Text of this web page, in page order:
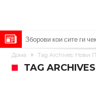
Реал Мадрид ја
Мекгрегор успешно
Ханси Флик не жали
Дома Tag Archives: Нови
TAG